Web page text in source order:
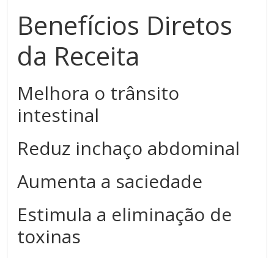
Benefícios Diretos
da Receita
Melhora o trânsito
intestinal
Reduz inchaço abdominal
Aumenta a saciedade
Estimula a eliminação de
toxinas